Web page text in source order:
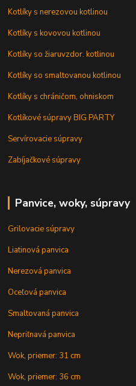
Kotlíky s nerezovou kotlinou
Kotlíky s kovovou kotlinou
Kotlíky so žiaruvzdor. kotlinou
Kotlíky so smaltovanou kotlinou
Kotlíky s chráničom, ohniskom
Kotlíkové súpravy BIG PARTY
Servírovacie súpravy
Zabíjačkové súpravy
Panvice, woky, súpravy
Grilovacie súpravy
Liatinová panvica
Nerezová panvica
Oceľová panvica
Smaltovaná panvica
Nepriľnavá panvica
Wok, priemer: 31 cm
Wok, priemer: 36 cm